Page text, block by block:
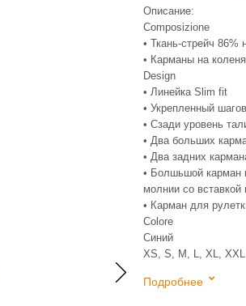
Описание:
Composizione
• Ткань-стрейч
• Карманы на
Design
• Линейка Slim fit
• Укрепленный
• Сзади уровень
• Два больших
• Два задних
• Болшьшой карман
молнии со
• Карман для
Colore
Синий
XS, S, M, L, XL,
Подробнее